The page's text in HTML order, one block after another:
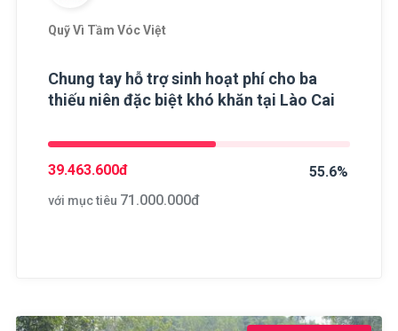
Quỹ Vì Tầm Vóc Việt
Chung tay hỗ trợ sinh hoạt phí cho ba
thiếu niên đặc biệt khó khăn tại Lào Cai
55.6%
39.463.600đ
với mục tiêu 71.000.000đ